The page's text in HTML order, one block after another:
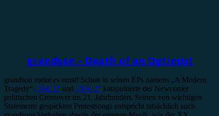
grandson – Death of an Optimist
grandson meint es ernst! Schon in seinen EPs namens „A Modern
Tragedy“ „Vol. 1“ und „Vol. 2“ katapultierte der Newcomer
politischen Crossover ins 21. Jahrhundert. Seinen von wichtigen
Statements gespickten Protestsongs entspricht tatsächlich auch